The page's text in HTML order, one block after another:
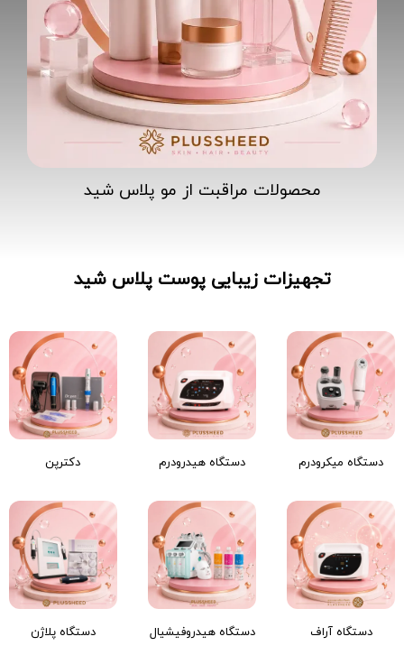
محصولات مراقبت از مو پلاس شید
تجهیزات زیبایی پوست پلاس شید
دستگاه میکرودرم دستگاه هیدرودرم دکترپن
دستگاه آراف دستگاه هیدروفیشیال دستگاه پلاژن